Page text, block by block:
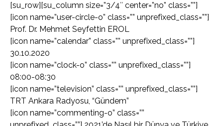
[su_row][su_column size=”3/4″ center=”no” class=””]
[icon name=”user-circle-o” class=”” unprefixed_class=””]
Prof. Dr. Mehmet Seyfettin EROL
[icon name=”calendar” class=”” unprefixed_class=””]
30.10.2020
[icon name=”clock-o” class=”” unprefixed_class=””]
08:00-08:30
[icon name=”television” class=”” unprefixed_class=””]
TRT Ankara Radyosu, “Gündem”
[icon name=”commenting-o” class=””